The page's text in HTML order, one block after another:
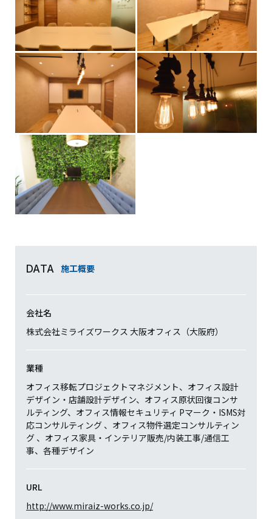
DATA 施工概要
会社名
株式会社ミライズワークス 大阪オフィス（大阪府）
業種
オフィス移転プロジェクトマネジメント、オフィス設計
デザイン・店舗設計デザイン、オフィス原状回復コンサ
ルティング、オフィス情報セキュリティ Pマーク・ISMS対
応コンサルティング 、オフィス物件選定コンサルティン
グ 、オフィス家具・インテリア販売/内装工事/通信工
事、各種デザイン
URL
http://www.miraiz-works.co.jp/